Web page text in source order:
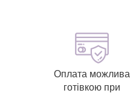
Оплата можлива
готівкою при